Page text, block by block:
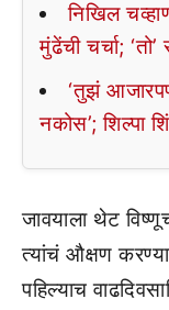
निखिल
मुंढेंची चर्चा;
‘तुझं
नकोस’; शिल्पा
जावयाला थेट
त्यांचं औक्षण
पहिल्याच